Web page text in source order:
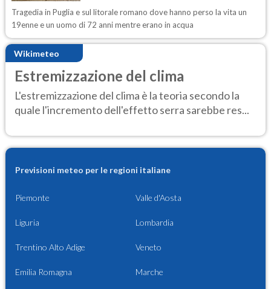
Tragedia in Puglia e sul litorale romano dove hanno perso la vita un
19enne e un uomo di 72 anni mentre erano in acqua
Wikimeteo
Estremizzazione del clima
L'estremizzazione del clima è la teoria secondo la
quale l'incremento dell'effetto serra sarebbe res...
Previsioni meteo per le regioni italiane
Piemonte Valle d'Aosta
Liguria Lombardia
Trentino Alto Adige Veneto
Emilia Romagna Marche